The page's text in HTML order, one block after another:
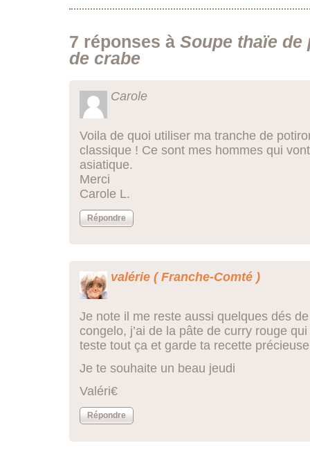
7 réponses à Soupe thaïe
de crabe
Carole
Voila de quoi utiliser ma tranche de
classique ! Ce sont mes hommes qui
asiatique.
Merci
Carole L.
Répondre
valérie ( Franche-Comté )
Je note il me reste aussi quelques dés
congelo, j’ai de la pâte de curry rouge
teste tout ça et garde ta recette
Je te souhaite un beau jeudi
Valéri€
Répondre